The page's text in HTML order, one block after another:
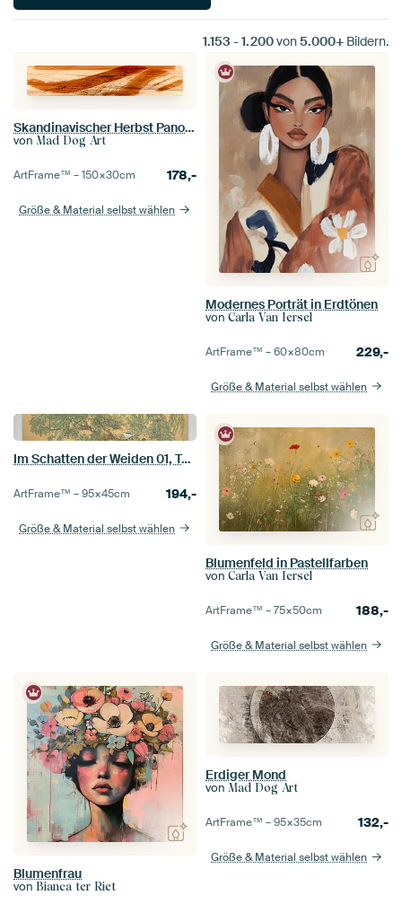
1.153 - 1.200von5.000+ Bildern.
Skandinavischer Herbst Panoramabild
von Mad Dog Art
ArtFrame™ –150×30cm 178,-
Größe & Material selbst wählen
Modernes Porträt in Erdtönen
von Carla Van Iersel
ArtFrame™ –60×80cm 229,-
Größe & Material selbst wählen
Im Schatten der Weiden 01, Tsuchida Bakusen
ArtFrame™ –95×45cm 194,-
Größe & Material selbst wählen
Blumenfeld in Pastellfarben
von Carla Van Iersel
ArtFrame™ –75×50cm 188,-
Größe & Material selbst wählen
Blumenfrau
von Bianca ter Riet
Erdiger Mond
von Mad Dog Art
ArtFrame™ –95×35cm 132,-
Größe & Material selbst wählen